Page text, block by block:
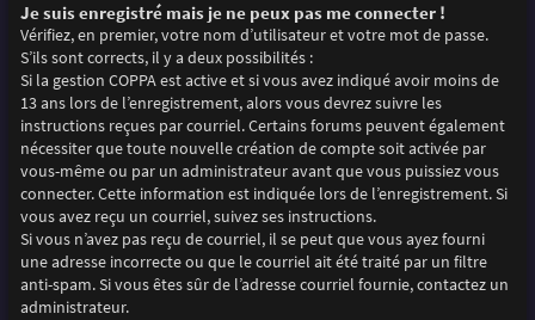
Je suis enregistré mais je ne peux pas me connecter !
Vérifiez, en premier, votre nom d’utilisateur et votre mot de passe.
S’ils sont corrects, il y a deux possibilités :
Si la gestion COPPA est active et si vous avez indiqué avoir moins de
13 ans lors de l’enregistrement, alors vous devrez suivre les
instructions reçues par courriel. Certains forums peuvent également
nécessiter que toute nouvelle création de compte soit activée par
vous-même ou par un administrateur avant que vous puissiez vous
connecter. Cette information est indiquée lors de l’enregistrement. Si
vous avez reçu un courriel, suivez ses instructions.
Si vous n’avez pas reçu de courriel, il se peut que vous ayez fourni
une adresse incorrecte ou que le courriel ait été traité par un filtre
anti-spam. Si vous êtes sûr de l’adresse courriel fournie, contactez un
administrateur.